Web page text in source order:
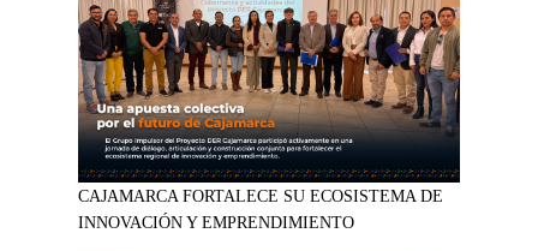
CAJAMARCA FORTALECE SU ECOSISTEMA DE
INNOVACIÓN Y EMPRENDIMIENTO